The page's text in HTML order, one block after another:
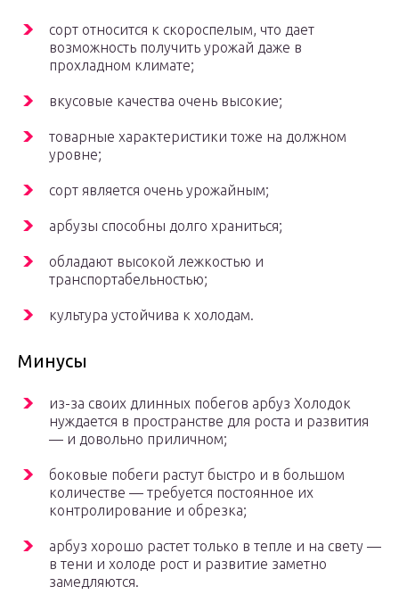
сорт относится к скороспелым, что дает
возможность получить урожай даже в
прохладном климате;
вкусовые качества очень высокие;
товарные характеристики тоже на должном
уровне;
сорт является очень урожайным;
арбузы способны долго храниться;
обладают высокой лежкостью и
транспортабельностью;
культура устойчива к холодам.
Минусы
из-за своих длинных побегов арбуз Холодок
нуждается в пространстве для роста и развития
— и довольно приличном;
боковые побеги растут быстро и в большом
количестве — требуется постоянное их
контролирование и обрезка;
арбуз хорошо растет только в тепле и на свету —
в тени и холоде рост и развитие заметно
замедляются.